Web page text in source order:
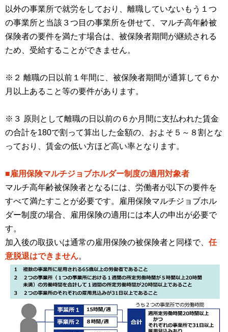
以外の事業所で就労をしており、離職していないもう１つ
の事業所と当該３つ目の事業所を併せて、マルチ高年齢被
保険者の要件を満たす場合は、被保険者期間が継続される
ため、受給することができません。
※２ 離職の日以前１年間に、被保険者期間が通算して６か
月以上あること等の要件があります。
※３ 原則として離職の日以前の６か月間に支払われた賃金
の合計を180で割って算出した金額の、およそ５～８割とな
っており、賃金の低い方ほど高い率となります。
■雇用保険マルチジョブホルダー制度の適用対象者
マルチ高年齢被保険者となるには、労働者が以下の要件を
すべて満たすことが必要です。雇用保険マルチジョブホル
ダー制度の場合、雇用保険の適用には本人の申出が必要で
す。
加入後の取扱いは通常の雇用保険の被保険者と同様で、 任
意脱退はできません。